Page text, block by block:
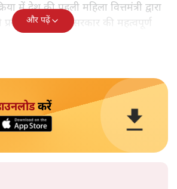
में देश की पहली महिला वित्तमंत्री द्वारा
को अपनी सरकार की महत्वपूर्ण
होना पड़ा।
और पढ़ें
करें